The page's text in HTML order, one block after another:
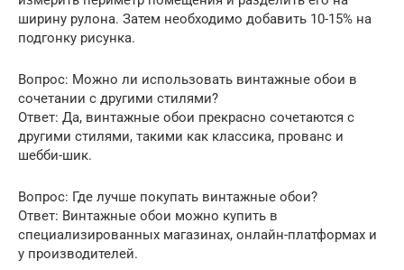
ширину рулона. Затем необходимо добавить 10-15% на
подгонку рисунка.
Вопрос: Можно ли использовать винтажные обои в
сочетании с другими стилями?
Ответ: Да, винтажные обои прекрасно сочетаются с
другими стилями, такими как классика, прованс и
шебби-шик.
Вопрос: Где лучше покупать винтажные обои?
Ответ: Винтажные обои можно купить в
специализированных магазинах, онлайн-платформах и
у производителей.